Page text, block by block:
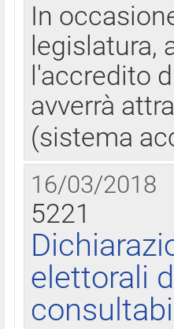
In
legislatura,
l'accredito
avverrà
(sistema
16/03/2018
5221
elettorali